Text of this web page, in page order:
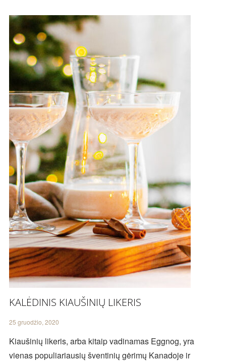
KALĖDINIS KIAUŠINIŲ LIKERIS
25 gruodžio, 2020
Kiaušinių likeris, arba kitaip vadinamas Eggnog, yra
vienas populiariausių šventinių gėrimų Kanadoje ir